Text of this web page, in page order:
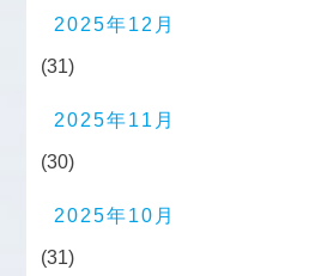
2025年12月
(31)
2025年11月
(30)
2025年10月
(31)